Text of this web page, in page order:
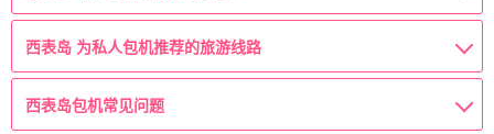
西表岛 为私人包机推荐的旅游线路
西表岛包机常见问题